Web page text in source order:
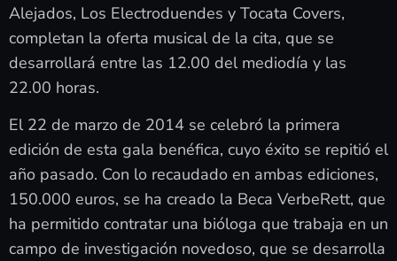
Alejados, Los Electroduendes y Tocata Covers,
completan la oferta musical de la cita, que se
desarrollará entre las 12.00 del mediodía y las
22.00 horas.
El 22 de marzo de 2014 se celebró la primera
edición de esta gala benéfica, cuyo éxito se repitió el
año pasado. Con lo recaudado en ambas ediciones,
150.000 euros, se ha creado la Beca VerbeRett, que
ha permitido contratar una bióloga que trabaja en un
campo de investigación novedoso, que se desarrolla